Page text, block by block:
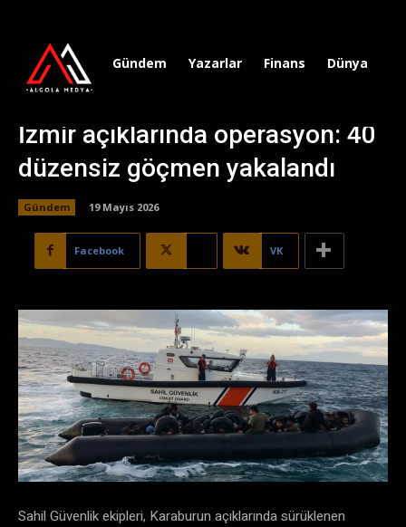
Gündem Yazarlar Finans Dünya
İzmir açıklarında operasyon: 40
düzensiz göçmen yakalandı
Gündem 19 Mayıs 2026
Facebook VK
Sahil Güvenlik ekipleri, Karaburun açıklarında sürüklenen